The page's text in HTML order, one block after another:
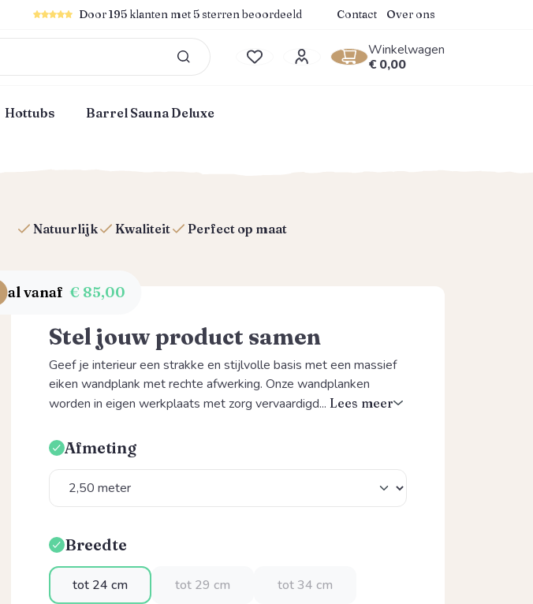
Gemiddelde waardering van 4.9 van 5 sterren
Door 195 klanten met 5 sterren beoordeeld Contact Over ons
Je hebt 0 items op je verlanglijstje
Winkelwagen
€ 0,00Winkelwagentje
Hottubs
Barrel Sauna Deluxe
Natuurlijk Kwaliteit Perfect op maat
al vanaf € 85,00
Stel jouw product samen
Geef je interieur een strakke en stijlvolle basis met een massief
eiken wandplank met rechte afwerking. Onze wandplanken
worden in eigen werkplaats met zorg vervaardigd... Lees meer
Selecteer
Afmeting
Selecteer
Breedte
tot 24 cm tot 29 cm tot 34 cm